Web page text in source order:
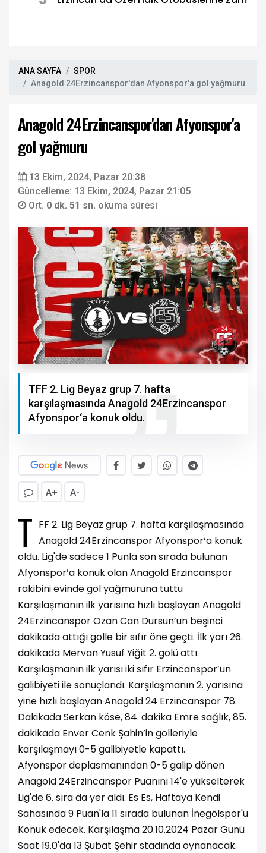
ANA SAYFA
SPOR
Anagold 24Erzincanspor'dan Afyonspor'a gol yağmuru
Anagold 24Erzincanspor'dan Afyonspor'a
gol yağmuru
13 Ekim, 2024, Pazar 20:38
Güncelleme: 13 Ekim, 2024, Pazar 21:05
Ort. 0 dk. 51 sn. okuma süresi
TFF 2. Lig Beyaz grup 7. hafta
karşılaşmasında Anagold 24Erzincanspor
Afyonspor‘a konuk oldu.
A+ A-
T FF 2. Lig Beyaz grup 7. hafta karşılaşmasında
Anagold 24Erzincanspor Afyonspor‘a konuk
oldu. Lig'de sadece 1 Punla son sırada bulunan
Afyonspor’a konuk olan Anagold Erzincanspor
rakibini evinde gol yağmuruna tuttu
Karşılaşmanın ilk yarısına hızlı başlayan Anagold
24Erzincanspor Ozan Can Dursun’un beşinci
dakikada attığı golle bir sıfır öne geçti. İlk yarı 26.
dakikada Mervan Yusuf Yiğit 2. golü attı.
Karşılaşmanın ilk yarısı iki sıfır Erzincanspor’un
galibiyeti ile sonuçlandı. Karşılaşmanın 2. yarısına
yine hızlı başlayan Anagold 24 Erzincanspor 78.
Dakikada Serkan köse, 84. dakika Emre sağlık, 85.
dakikada Enver Cenk Şahin’in golleriyle
karşılaşmayı 0-5 galibiyetle kapattı.
Afyonspor deplasmanından 0-5 galip dönen
Anagold 24Erzincanspor Puanını 14'e yükselterek
Lig'de 6. sıra da yer aldı. Es Es, Haftaya Kendi
Sahasında 9 Puan'la 11 sırada bulunan İnegölspor'u
Konuk edecek. Karşılaşma 20.10.2024 Pazar Günü
Saat 19.0'da 13 Şubat Şehir stadında oynanacak.